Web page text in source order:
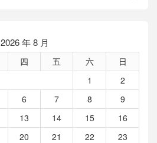
2026 年 8 月
四 五 六
日
1
2
6 7 8
9
13 14 15
16
20 21 22
23